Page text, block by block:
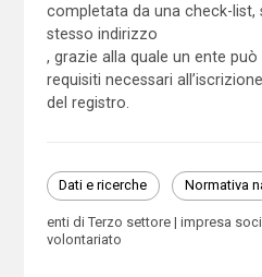
completata da una check-list,
stesso indirizzo
, grazie alla quale un ente
requisiti necessari
del registro.
Dati e ricerche Normativa
enti di Terzo settore impresa
volontariato